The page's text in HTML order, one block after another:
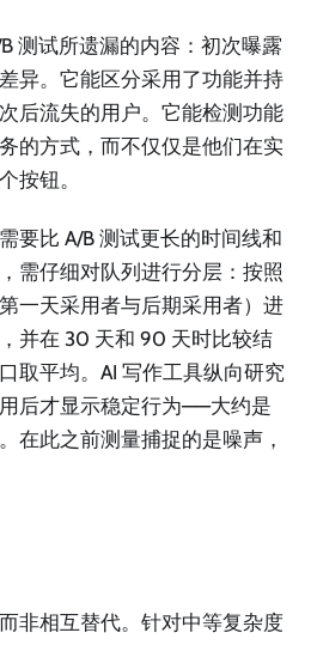
测试所遗漏的内容：初次曝露
异。它能区分采用了功能并持
后流失的用户。它能检测功能
的方式，而不仅仅是他们在实
按钮。
要比 A/B 测试更长的时间线和
需仔细对队列进行分层：按照
一天采用者与后期采用者）进
并在 30 天和 90 天时比较结
取平均。AI 写作工具纵向研究
后才显示稳定行为——大约是
在此之前测量捕捉的是噪声，
非相互替代。针对中等复杂度